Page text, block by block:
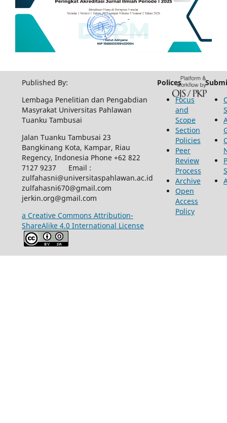
Published By:
Lembaga Penelitian dan Pengabdian
Masyrakat Universitas Pahlawan
Tuanku Tambusai
Jalan Tuanku Tambusai 23
Bangkinang Kota, Kampar, Riau
Regency, Indonesia Phone +62 822
7127 9237 Email :
zulfahasni@universitaspahlawan.ac.id
zulfahasni670@gmail.com
jerkin.org@gmail.com
a Creative Commons Attribution-
ShareAlike 4.0 International License
Polices
Focus
and
Scope
Section
Policies
Peer
Review
Process
Archive
Open
Access
Policy